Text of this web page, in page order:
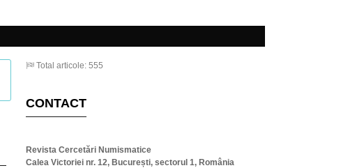
Total articole: 555
CONTACT
Revista Cercetări Numismatice
Calea Victoriei nr. 12, București, sectorul 1, România